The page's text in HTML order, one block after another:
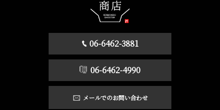
06-6462-3881
06-6462-4990
メールでのお問い合わせ